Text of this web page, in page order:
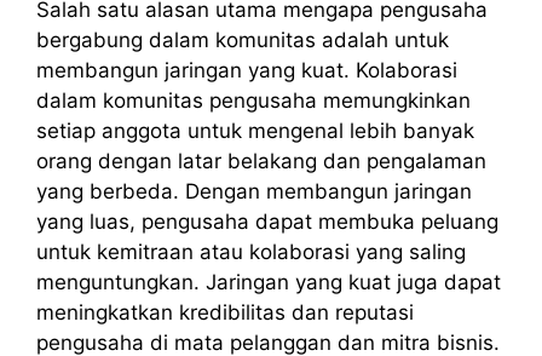
Salah satu alasan utama mengapa pengusaha
bergabung dalam komunitas adalah untuk
membangun jaringan yang kuat. Kolaborasi
dalam komunitas pengusaha memungkinkan
setiap anggota untuk mengenal lebih banyak
orang dengan latar belakang dan pengalaman
yang berbeda. Dengan membangun jaringan
yang luas, pengusaha dapat membuka peluang
untuk kemitraan atau kolaborasi yang saling
menguntungkan. Jaringan yang kuat juga dapat
meningkatkan kredibilitas dan reputasi
pengusaha di mata pelanggan dan mitra bisnis.